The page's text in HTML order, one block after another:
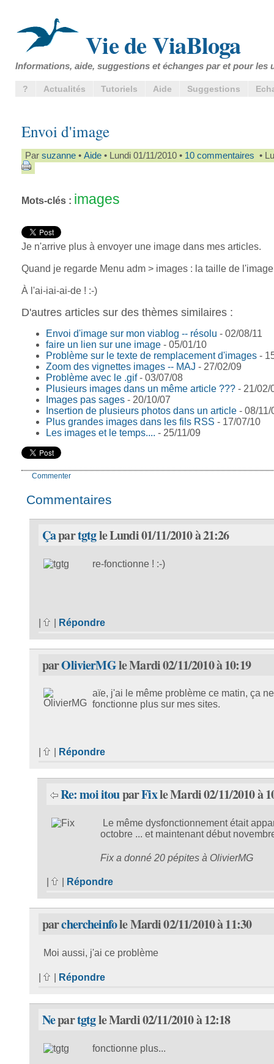
Vie de ViaBloga
Informations, aide, suggestions et échanges par et pour les
? Actualités Tutoriels Aide Suggestions
Envoi d'image
Par suzanne • Aide • Lundi 01/11/2010 • 10 commentaires •
Mots-clés : images
Je n'arrive plus à envoyer une image dans mes articles.
Quand je regarde Menu adm > images : la taille de
À l'ai-iai-ai-de ! :-)
D'autres articles sur des thèmes similaires :
Envoi d'image sur mon viablog -- résolu - 02/08/11
faire un lien sur une image - 05/01/10
Problème sur le texte de remplacement d'images -
Zoom des vignettes images -- MAJ - 27/02/09
Problème avec le .gif- 03/07/08
Plusieurs images dans un même article ??? - 21/02/
Images pas sages - 20/10/07
Insertion de plusieurs photos dans un article - 08/11/
Plus grandes images dans les fils RSS - 17/07/10
Les images et le temps.... - 25/11/09
Commenter
Commentaires
Çapartgtgle Lundi 01/11/2010 à 21:26
re-fonctionne ! :-)
Répondre
parOlivierMGle Mardi 02/11/2010 à 10:19
aïe, j'ai le même problème ce matin, ça ne
fonctionne plus sur mes sites.
Répondre
Re: moi itouparFixle Mardi 02/11/2010 à
Le même dysfonctionnement était
octobre ... et maintenant début
Fix a donné 20 pépites à OlivierMG
Répondre
parchercheinfole Mardi 02/11/2010 à 11:30
Moi aussi, j'ai ce problème
Répondre
Nepartgtgle Mardi 02/11/2010 à 12:18
fonctionne plus...